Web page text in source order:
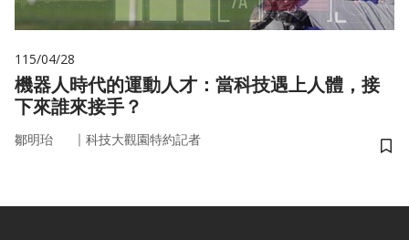
115/04/28
機器人時代的運動人才：當科技遇上人體，接
下來誰來接手？
鄒明珆 ｜ 科技大觀園特約記者
儲